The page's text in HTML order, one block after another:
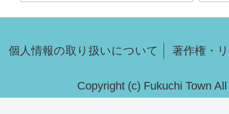
個人情報の取り扱いについて 著作権・
Copyright (c) Fukuchi Town